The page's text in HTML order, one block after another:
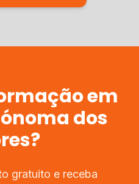
em
dos
?
gratuito e receba